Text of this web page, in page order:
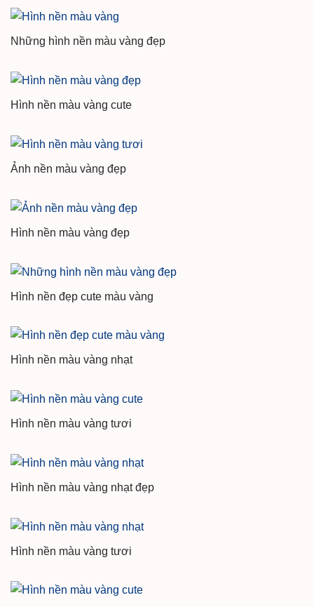
Những hình nền màu vàng đẹp
Hình nền màu vàng cute
Ảnh nền màu vàng đẹp
Hình nền màu vàng đẹp
Hình nền đẹp cute màu vàng
Hình nền màu vàng nhạt
Hình nền màu vàng tươi
Hình nền màu vàng nhạt đẹp
Hình nền màu vàng tươi